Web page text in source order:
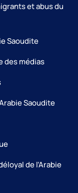
et abus du
Saoudite
des médias
Saoudite
de l’Arabie